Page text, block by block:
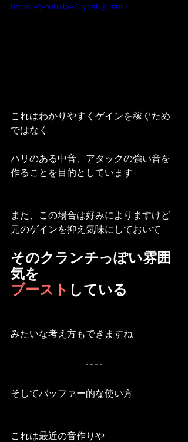
https://youtu.be/TyzaE7DenLI
これはわかりやすくゲインを稼ぐため
ではなく
ハリのある中音、アタックの強い音を
作ることを目的としています
また、この場合は好みによりますけど
元のゲインを抑え気味にしておいて
そのクランチっぽい雰囲
気を
ブースト している
みたいな考え方もできますね
そしてバッファー的な使い方
これは最近の音作りや